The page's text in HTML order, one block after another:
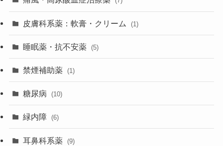
皮膚科系薬：軟膏・クリーム (1)
睡眠薬・抗不安薬 (5)
禁煙補助薬 (1)
糖尿病 (10)
緑内障 (6)
耳鼻科系薬 (9)